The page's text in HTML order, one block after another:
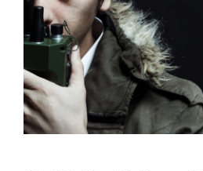
コ
話
[ノ
ロ?]”
の